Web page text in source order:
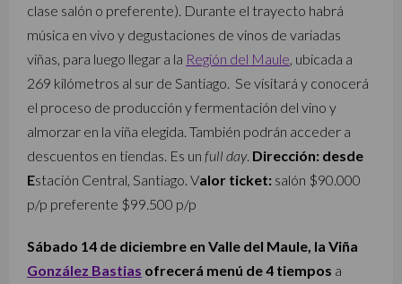
clase salón o preferente). Durante el trayecto habrá
música en vivo y degustaciones de vinos de variadas
viñas, para luego llegar a la Región del Maule , ubicada a
269 kilómetros al sur de Santiago. Se visitará y conocerá
el proceso de producción y fermentación del vino y
almorzar en la viña elegida. También podrán acceder a
descuentos en tiendas. Es un full day. Dirección: desde
Estación Central, Santiago. Valor ticket: salón $90.000
p/p preferente $99.500 p/p
Sábado 14 de diciembre en Valle del Maule, la Viña
González Bastias ofrecerá menú de 4 tiempos a